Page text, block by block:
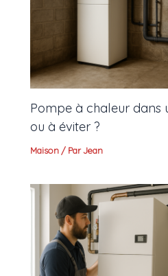
Pompe à chaleur dans
ou à éviter ?
Maison / ParJean